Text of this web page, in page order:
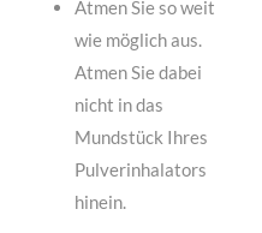
Atmen Sie so weit
wie möglich aus.
Atmen Sie dabei
nicht in das
Mundstück Ihres
Pulverinhalators
hinein.